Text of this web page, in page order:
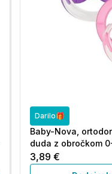
Darilo🎁
Baby-Nova,
duda z obročkom
3,89 €